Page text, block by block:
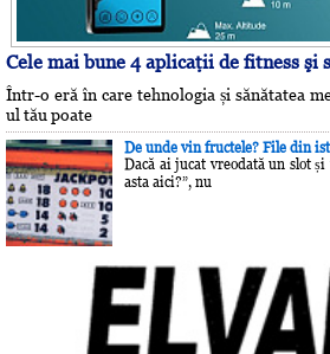
Cele mai bune 4 aplicaţii de fitness şi
Într-o eră în care tehnologia și sănătatea
ul tău poate
De unde vin fructele? File din
Dacă ai jucat vreodată un slot
asta aici?”, nu